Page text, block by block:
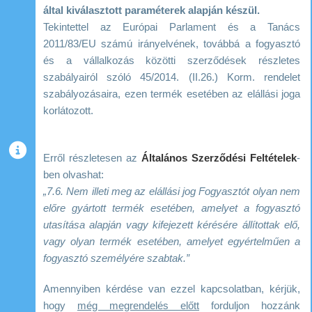
által kiválasztott paraméterek alapján készül.
Tekintettel az Európai Parlament és a Tanács
2011/83/EU számú irányelvének, továbbá a fogyasztó
és a vállalkozás közötti szerződések részletes
szabályairól szóló 45/2014. (II.26.) Korm. rendelet
szabályozásaira, ezen termék esetében az elállási joga
korlátozott.
Erről részletesen az Általános Szerződési Feltételek-
ben olvashat:
„7.6. Nem illeti meg az elállási jog Fogyasztót olyan nem
előre gyártott termék esetében, amelyet a fogyasztó
utasítása alapján vagy kifejezett kérésére állítottak elő,
vagy olyan termék esetében, amelyet egyértelműen a
fogyasztó személyére szabtak.”
Amennyiben kérdése van ezzel kapcsolatban, kérjük,
hogy még megrendelés előtt forduljon hozzánk